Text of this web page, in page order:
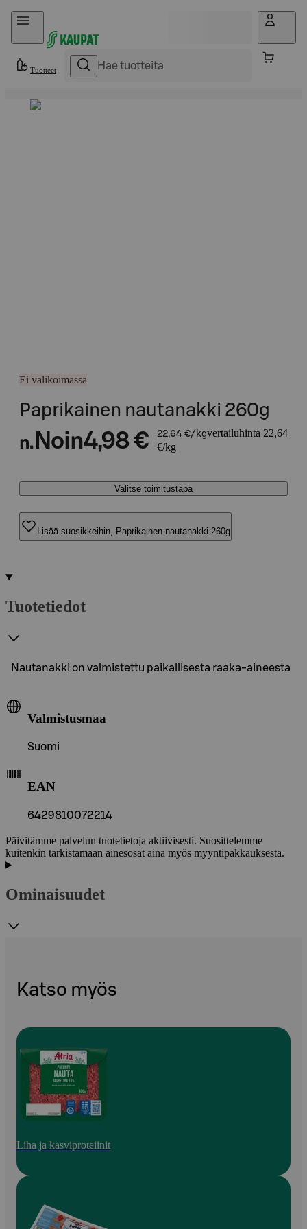
Hyppää sisältöön
Tuotteet
Ei valikoimassa
Paprikainen nautanakki 260g
n. Noin4,98 € 22,64 €/kgvertailuhinta 22,64
€/kg
Valitse toimitustapa
Lisää suosikkeihin, Paprikainen nautanakki 260g
Tuotetiedot
Nautanakki on valmistettu paikallisesta raaka-aineesta
Valmistusmaa
Suomi
EAN
6429810072214
Päivitämme palvelun tuotetietoja aktiivisesti. Suosittelemme
kuitenkin tarkistamaan ainesosat aina myös myyntipakkauksesta.
Ominaisuudet
Katso myös
Liha ja kasviproteiinit